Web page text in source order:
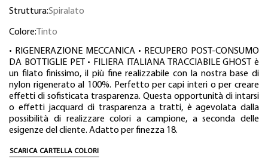
Struttura:Spiralato
Colore: Tinto
• RIGENERAZIONE MECCANICA • RECUPERO POST-CONSUMO
DA BOTTIGLIE PET • FILIERA ITALIANA TRACCIABILE GHOST è
un filato finissimo, il più fine realizzabile con la nostra base di
nylon rigenerato al 100%. Perfetto per capi interi o per creare
effetti di sofisticata trasparenza. Questa opportunità di intarsi
o effetti jacquard di trasparenza a tratti, è agevolata dalla
possibilità di realizzare colori a campione, a seconda delle
esigenze del cliente. Adatto per finezza 18.
SCARICA CARTELLA COLORI